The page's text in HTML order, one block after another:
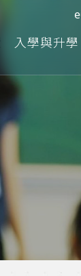
入學與升學